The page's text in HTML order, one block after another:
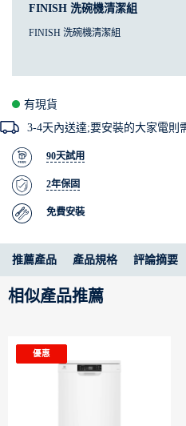
FINISH 洗碗機清潔組
FINISH 洗碗機清潔組
有現貨
3-4天內送達;要安裝的大家電則
90天試用
2年保固
免費安裝
推薦產品 產品規格 評論摘要
相似產品推薦